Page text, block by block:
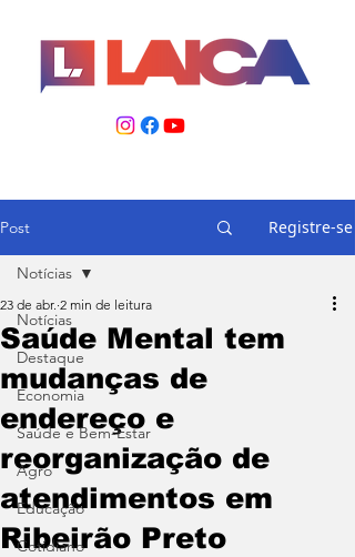
Post Registre-se
Notícias
Destaque
Economia
Saúde e Bem-Estar
Agro
Educação
Cotidiano
Notícias
Saúde Mental tem
mudanças de
endereço e
reorganização de
atendimentos em
Ribeirão Preto
23 de abr. 2 min de leitura